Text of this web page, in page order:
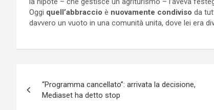
Oggi quell’abbraccio è nuovamente condiviso da
davvero un vuoto in una comunità unita, dove lei era
articoli
“Programma cancellato”: arrivata la decisione,
Mediaset ha detto stop